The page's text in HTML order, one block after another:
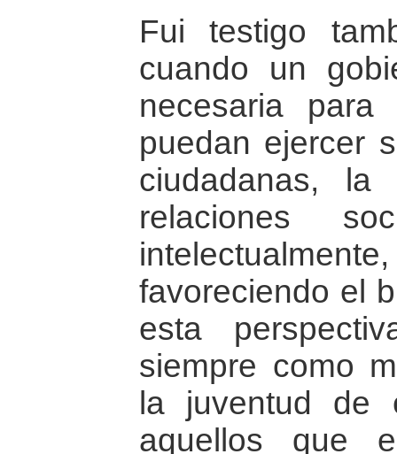
Fui testigo
cuando un
necesaria
puedan ejercer
ciudadanas, la
relaciones
favoreciendo el
esta
siempre como
la juventud de
aquellos que